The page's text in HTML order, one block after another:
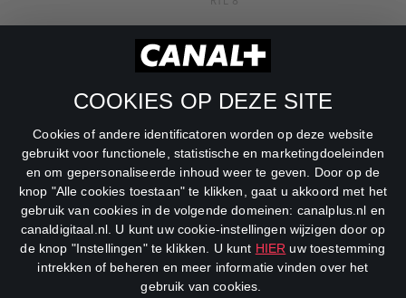
COOKIES OP DEZE SITE
Cookies of andere identificatoren worden op deze website
gebruikt voor functionele, statistische en marketingdoeleinden
en om gepersonaliseerde inhoud weer te geven. Door op de
knop "Alle cookies toestaan" te klikken, gaat u akkoord met het
gebruik van cookies in de volgende domeinen: canalplus.nl en
canaldigitaal.nl. U kunt uw cookie-instellingen wijzigen door op
de knop "Instellingen" te klikken. U kunt HIER uw toestemming
intrekken of beheren en meer informatie vinden over het
gebruik van cookies.
RTL Z
SBS6
Veronica
DreamWorks Channel